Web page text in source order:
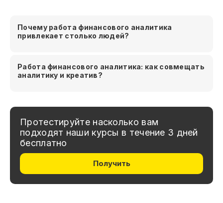
Почему работа финансового аналитика
привлекает столько людей?
Работа финансового аналитика: как совмещать
аналитику и креатив?
Протестируйте насколько вам
подходят наши курсы в течение 3 дней
бесплатно
Получить